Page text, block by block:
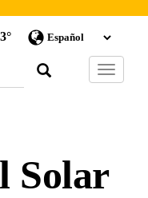
Barra
de
Solar